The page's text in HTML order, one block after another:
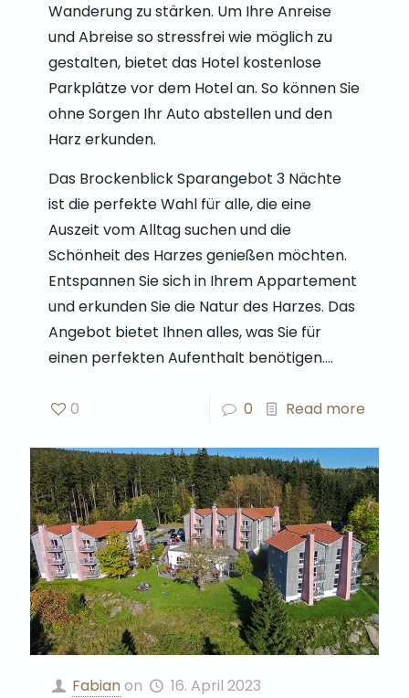
Wanderung zu stärken. Um Ihre Anreise
und Abreise so stressfrei wie möglich zu
gestalten, bietet das Hotel kostenlose
Parkplätze vor dem Hotel an. So können Sie
ohne Sorgen Ihr Auto abstellen und den
Harz erkunden.
Das Brockenblick Sparangebot 3 Nächte
ist die perfekte Wahl für alle, die eine
Auszeit vom Alltag suchen und die
Schönheit des Harzes genießen möchten.
Entspannen Sie sich in Ihrem Appartement
und erkunden Sie die Natur des Harzes. Das
Angebot bietet Ihnen alles, was Sie für
einen perfekten Aufenthalt benötigen.…
0 0 Read more
Fabianon 16. April 2023